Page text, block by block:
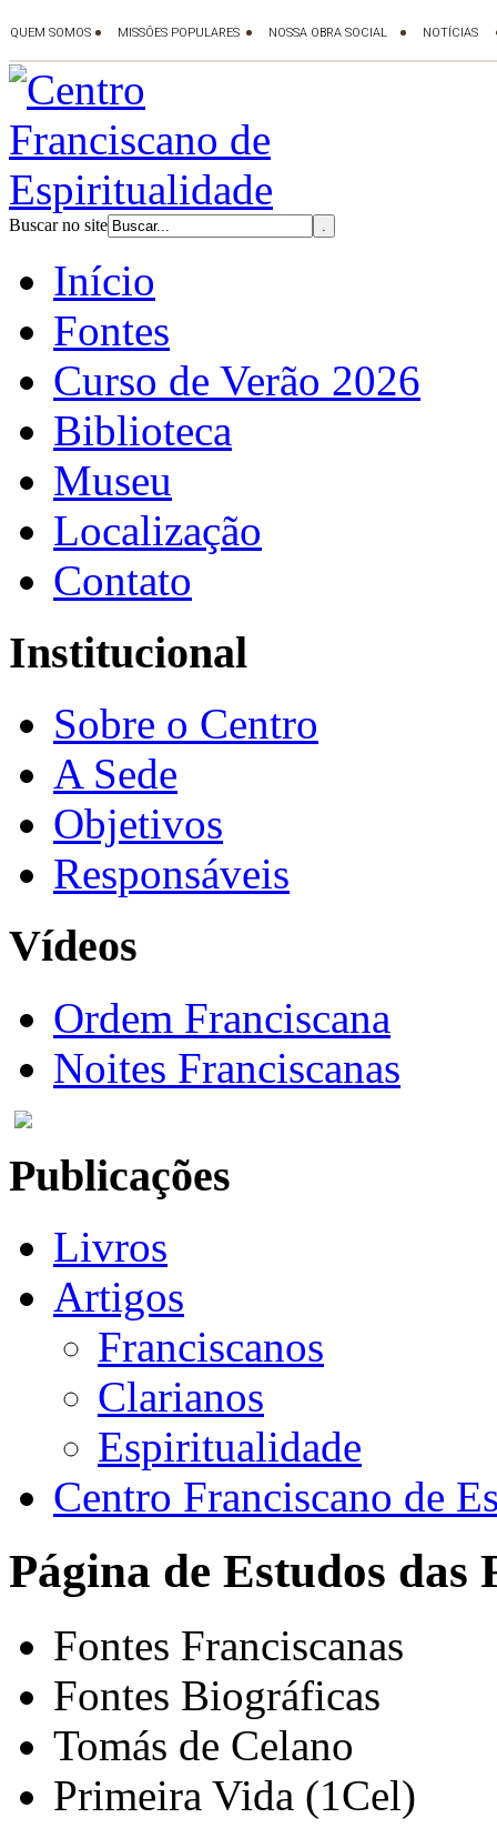
Buscar no site
Início
Fontes
Curso de Verão 2026
Biblioteca
Museu
Localização
Contato
Institucional
Sobre o Centro
A Sede
Objetivos
Responsáveis
Vídeos
Ordem Franciscana
Noites Franciscanas
Publicações
Livros
Artigos
Franciscanos
Clarianos
Espiritualidade
Centro Franciscano de
Página de Estudos das
Fontes Franciscanas
Fontes Biográficas
Tomás de Celano
Primeira Vida (1Cel)